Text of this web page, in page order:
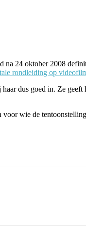
na 24 oktober 2008
rondleiding op
dus goed in. Ze
wie de